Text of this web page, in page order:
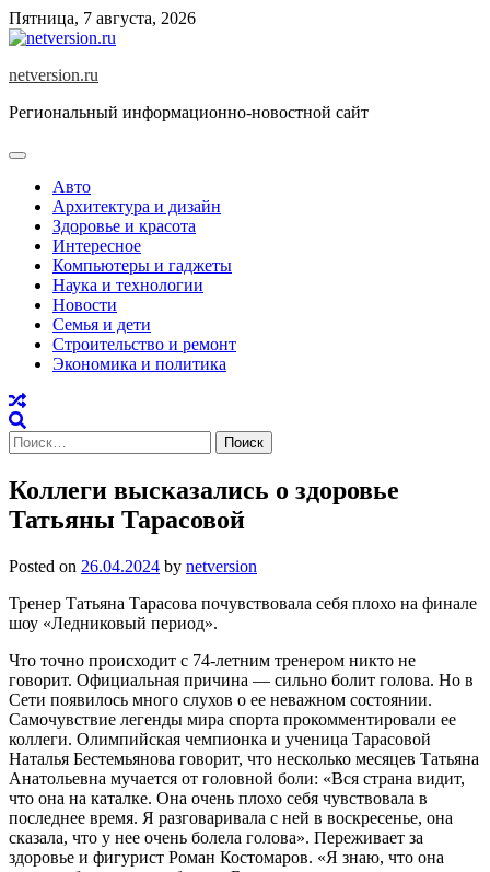
Skip
to
Пятница, 7 августа, 2026
netversion.ru
Региональный информационно-новостной сайт
Авто
Архитектура и дизайн
Здоровье и красота
Интересное
Компьютеры и гаджеты
Наука и технологии
Новости
Семья и дети
Строительство и ремонт
Экономика и политика
Найти:
Коллеги высказались о здоровье
Татьяны Тарасовой
Posted on 26.04.2024 by netversion
Тренер Татьяна Тарасова почувствовала себя плохо на финале
шоу «Ледниковый период».
Что точно происходит с 74-летним тренером никто не
говорит. Официальная причина — сильно болит голова. Но в
Сети появилось много слухов о ее неважном состоянии.
Самочувствие легенды мира спорта прокомментировали ее
коллеги. Олимпийская чемпионка и ученица Тарасовой
Наталья Бестемьянова говорит, что несколько месяцев Татьяна
Анатольевна мучается от головной боли: «Вся страна видит,
что она на каталке. Она очень плохо себя чувствовала в
последнее время. Я разговаривала с ней в воскресенье, она
сказала, что у нее очень болела голова». Переживает за
здоровье и фигурист Роман Костомаров. «Я знаю, что она